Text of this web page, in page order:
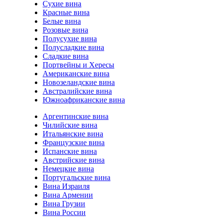
Сухие вина
Красные вина
Белые вина
Розовые вина
Полусухие вина
Полусладкие вина
Сладкие вина
Портвейны и Хересы
Американские вина
Новозеландские вина
Австралийские вина
Южноафриканские вина
Аргентинские вина
Чилийские вина
Итальянские вина
Французские вина
Испанские вина
Австрийские вина
Немецкие вина
Португальские вина
Вина Израиля
Вина Армении
Вина Грузии
Вина России